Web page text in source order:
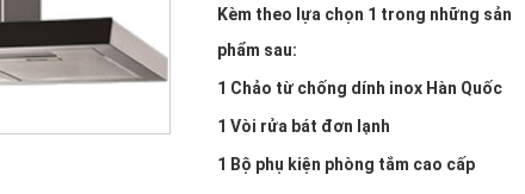
Kèm theo lựa chọn 1 trong những sản
phẩm sau:
1 Chảo từ chống dính inox Hàn Quốc
1 Vòi rửa bát đơn lạnh
1 Bộ phụ kiện phòng tắm cao cấp